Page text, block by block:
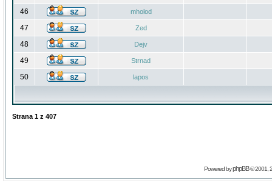
46 mholod
47 Zed
48 Dejv
49 Strnad
50 lapos
Strana 1 z 407
Powered byphpBB© 2001,